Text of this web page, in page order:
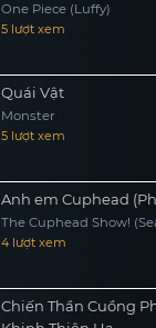
One Piece (Luffy)
5 lượt xem
Quái Vật
Monster
5 lượt xem
Anh em Cuphead
The Cuphead Show!
4 lượt xem
Chiến Thần Cuồng